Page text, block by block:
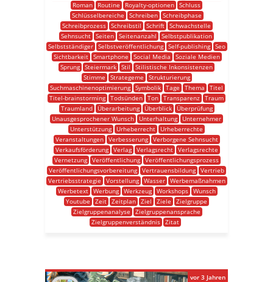
Roman
Routine Royalty-optionen Schluss
Schlüsselbereiche
Schreiben
Schreibphase
Schreibprozess Schreibstil Schrift Schwachstelle
Sehnsucht Seiten Seitenanzahl
Selbstpublikation
Selbstständiger
Selbstveröffentlichung Self-publishing
Seo
Sichtbarkeit
Smartphone Social Media
Soziale Medien
Sprung Steiermark Stil
Stilistische Inkonsistenzen
Stimme
Strategeme
Strukturierung
Suchmaschinenoptimierung Symbolik Tage Thema
Titel
Titel-brainstorming Todsünden Ton Transparenz Traum
Traumland
Überarbeitung Überblick
Überprüfung
Unausgesprochener Wunsch
Unterhaltung
Unternehmer
Unterstützung
Urheberrecht
Urheberrechte
Veranstaltungen
Verbesserung
Verborgene Sehnsucht
Verkaufsförderung
Verlag Verlagsrecht
Verlagsrechte
Vernetzung Veröffentlichung Veröffentlichungsprozess
Veröffentlichungsvorbereitung Vertrauensbildung Vertrieb
Vertriebsstrategie
Vorstellung Wasser
Werbemaßnahmen
Werbetext
Werbung Werkzeug Workshops
Wunsch
Youtube
Zeit Zeitplan Ziel Ziele
Zielgruppe
Zielgruppenanalyse
Zielgruppenansprache
Zielgruppenverständnis
Zitat
vor 3 Jahren